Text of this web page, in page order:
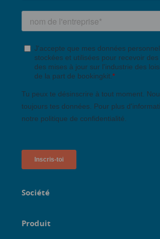
Société
Produit